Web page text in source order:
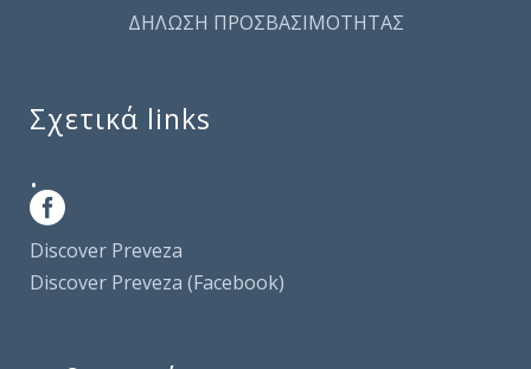
ΔΗΛΩΣΗ ΠΡΟΣΒΑΣΙΜΟΤΗΤΑΣ
Σχετικά links
.
Discover Preveza
Discover Preveza (Facebook)